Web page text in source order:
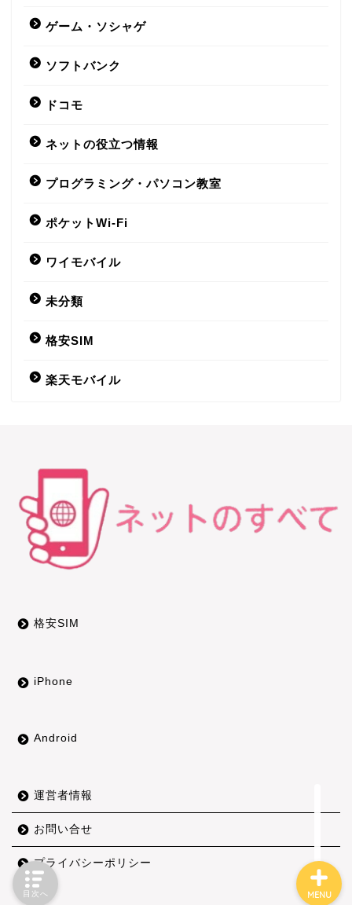
ゲーム・ソシャゲ
ソフトバンク
ドコモ
ネットの役立つ情報
プログラミング・パソコン教室
ポケットWi-Fi
ワイモバイル
未分類
格安SIM
楽天モバイル
格安SIM
iPhone
Android
運営者情報
お問い合せ
プライバシーポリシー
MENU
nuroモバイル
目次へ